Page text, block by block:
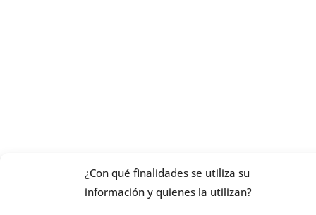
¿Con qué finalidades se utiliza su
información y quienes la utilizan?